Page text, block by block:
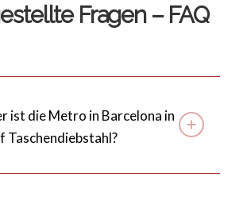
Fragen – FAQ
ist die Metro in Barcelona in
Taschendiebstahl?